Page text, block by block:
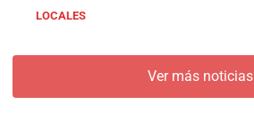
LOCALES
Ver más noticias